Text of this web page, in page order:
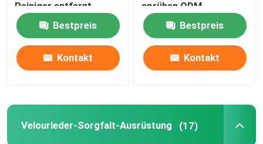
Fabrik Tour
Qualitätskontrolle
Kontakt
Reiniger entfernt
effektiv Schmutz-
Ölflecke Bestpreis
Kontakt
sprühen ODM
entfernen effektiv
SchmutzBestpreis
Kontakt
Velourleder-Sorgfalt-Ausrüstung (17)